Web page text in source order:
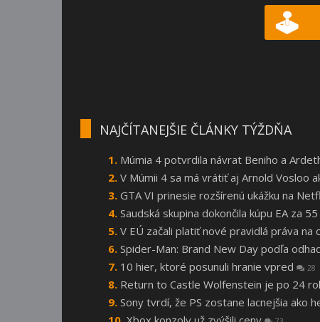
NAJČÍTANEJŠIE ČLÁNKY TÝŽDŇA
Múmia 4 potvrdila návrat Beniho a
V Múmii 4 sa má vrátiť aj Arnold Vosloo
GTA VI prinesie rozšírenú ukážku na
Saudská skupina dokončila kúpu EA za
V EÚ začali platiť nové pravidlá práva
Spider-Man: Brand New Day podľa
10 hier, ktoré posunuli hranie vpred 28
Return to Castle Wolfenstein je po 24
Sony tvrdí, že PS zostane lacnejšia ako